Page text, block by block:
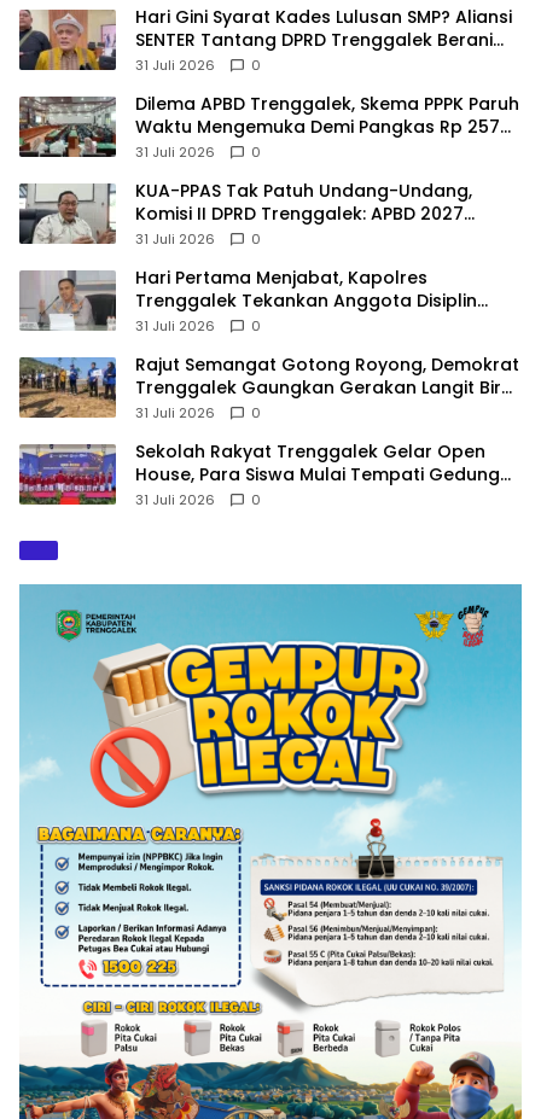
Hari Gini Syarat Kades Lulusan SMP? Aliansi
SENTER Tantang DPRD Trenggalek Berani
Gunakan Open Legal Policy!
31 Juli 2026 0
Dilema APBD Trenggalek, Skema PPPK Paruh
Waktu Mengemuka Demi Pangkas Rp 257
Miliar
31 Juli 2026 0
KUA-PPAS Tak Patuh Undang-Undang,
Komisi II DPRD Trenggalek: APBD 2027
Terancam Sanksi
31 Juli 2026 0
Hari Pertama Menjabat, Kapolres
Trenggalek Tekankan Anggota Disiplin
Hindari Pelanggaran
31 Juli 2026 0
​Rajut Semangat Gotong Royong, Demokrat
Trenggalek Gaungkan Gerakan Langit Biru
di Pantai Konang
31 Juli 2026 0
Sekolah Rakyat Trenggalek Gelar Open
House, Para Siswa Mulai Tempati Gedung
Baru
31 Juli 2026 0